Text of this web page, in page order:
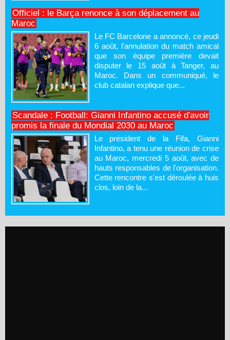
Officiel : le Barça renonce à son déplacement au
Maroc
Le FC Barcelone a annoncé, ce jeudi
6 août, l'annulation du match amical
que son équipe première devait
disputer le 15 août à Tanger, au
Maroc. Dans un communiqué, le
club catalan explique que...
Scandale : Football: Gianni Infantino accusé d'avoir
promis la finale du Mondial 2030 au Maroc
Le président de la Fifa, Gianni
Infantino, a tenu une réunion de crise
au Maroc, mercredi 5 août, avec de
hauts responsables de l'organisation.
Cette rencontre s'est déroulée à huis
clos, loin de la...